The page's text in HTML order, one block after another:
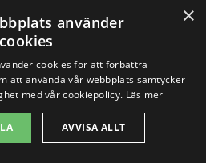
enkelt få kontakt med
städfirmor i området,
dig.
alternativ för
överväg att kolla
×
använder
cookies
cookies för att förbättra
att använda vår webbplats samtycker
med vår cookiepolicy. Läs mer
AVVISA ALLT